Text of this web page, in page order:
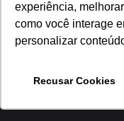
experiência,
como você interage
personalizar
Recusar Cookies